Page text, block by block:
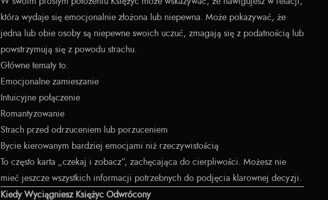
która wydaje się emocjonalnie złożona lub niepewna. Może pokazywać, że
jedna lub obie osoby są niepewne swoich uczuć, zmagają się z podatnością lub
powstrzymują się z powodu strachu.
Główne tematy to:
Emocjonalne zamieszanie
Intuicyjne połączenie
Romantyzowanie
Strach przed odrzuceniem lub porzuceniem
Bycie kierowanym bardziej emocjami niż rzeczywistością
To często karta „czekaj i zobacz”, zachęcająca do cierpliwości. Możesz nie
mieć jeszcze wszystkich informacji potrzebnych do podjęcia klarownej decyzji.
Kiedy Wyciągniesz Księżyc Odwrócony